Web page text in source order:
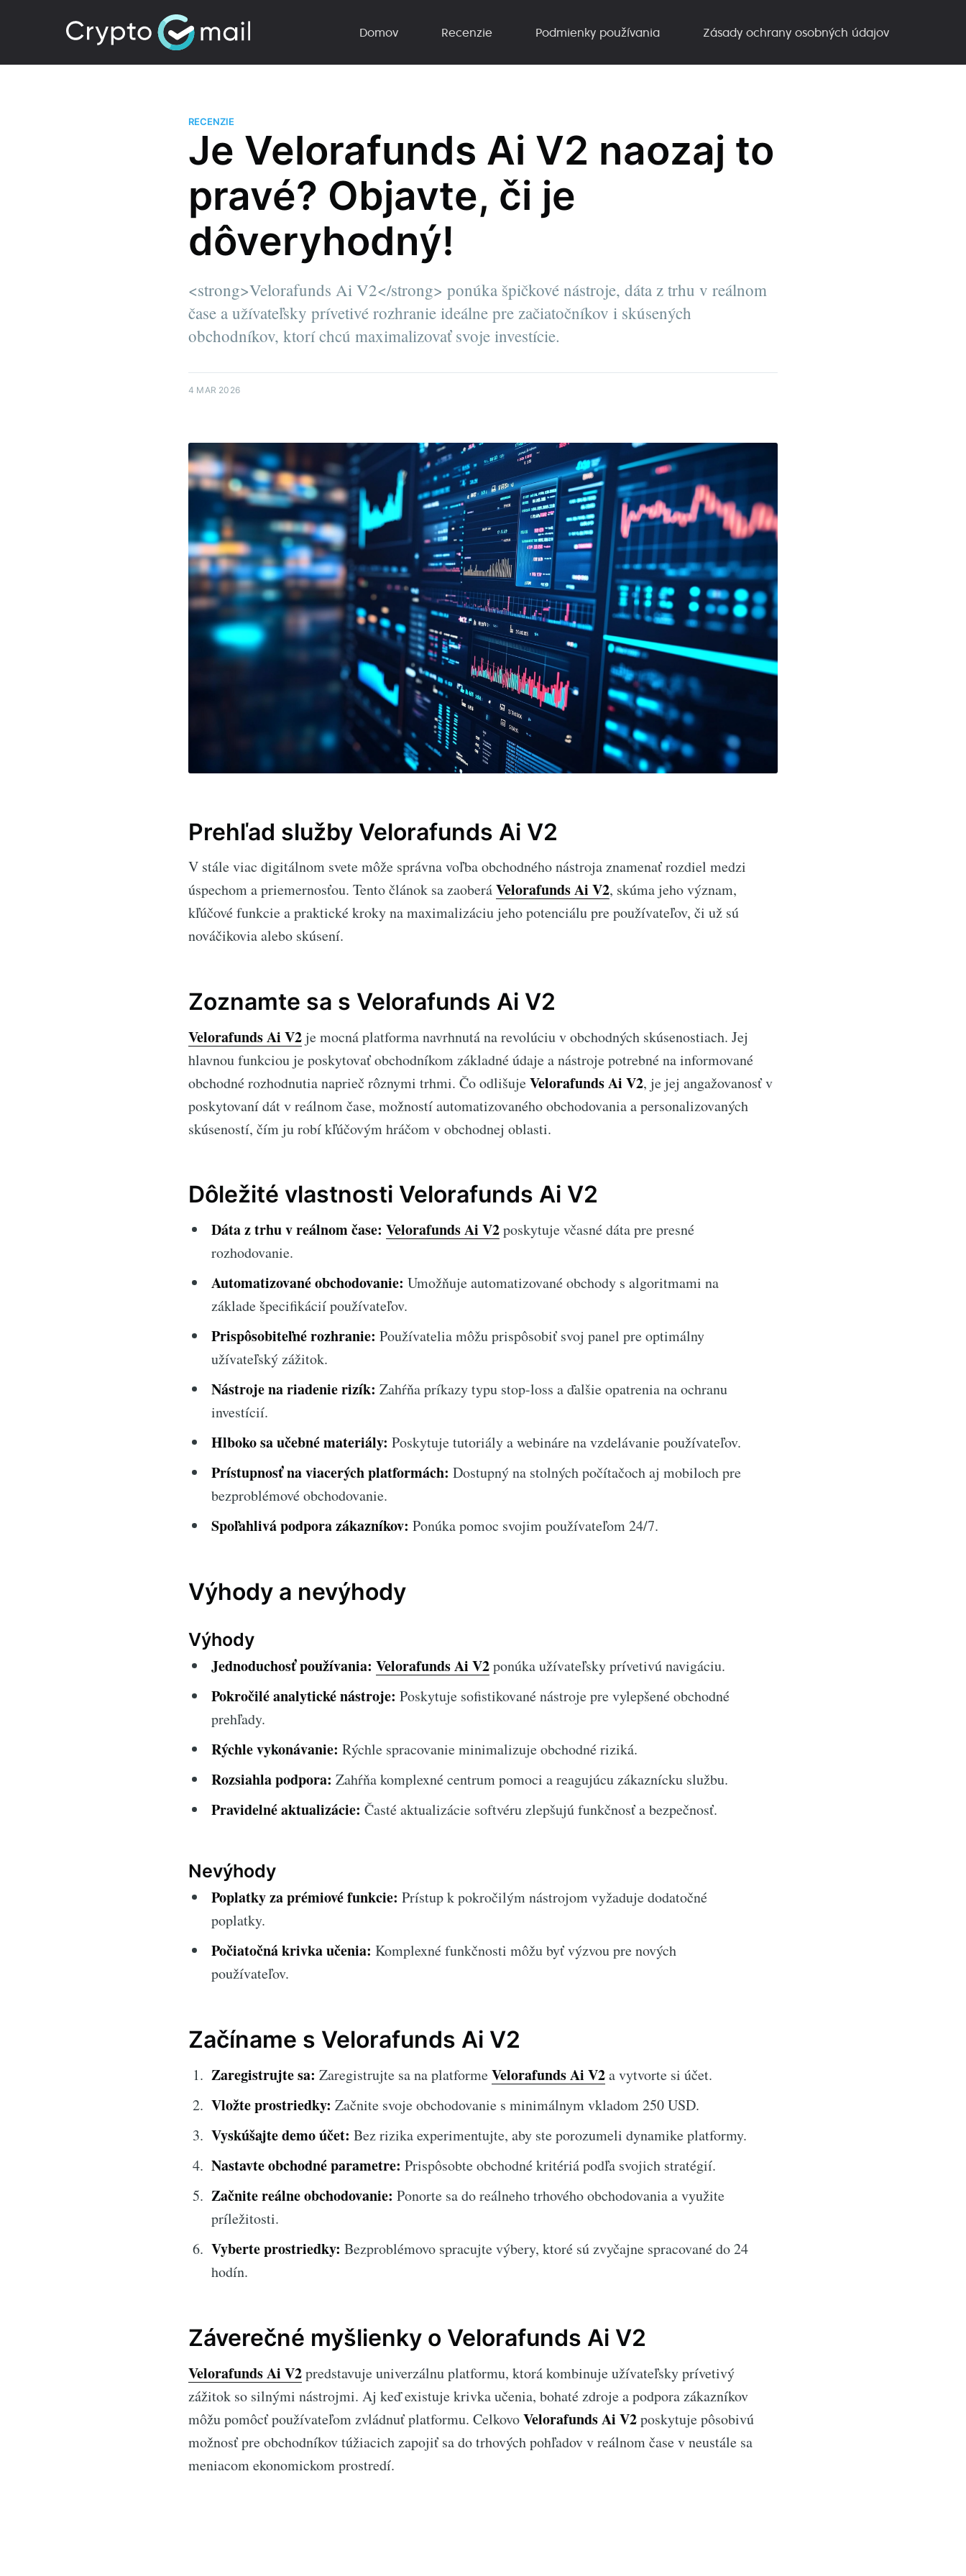
Domov Recenzie Podmienky používania Zásady ochrany osobných údajov
RECENZIE
Je Velorafunds Ai V2 naozaj to
pravé? Objavte, či je
dôveryhodný!
<strong>Velorafunds Ai V2</strong> ponúka špičkové nástroje, dáta z trhu v reálnom
čase a užívateľsky prívetivé rozhranie ideálne pre začiatočníkov i skúsených
obchodníkov, ktorí chcú maximalizovať svoje investície.
4 MAR 2026
Prehľad služby Velorafunds Ai V2
V stále viac digitálnom svete môže správna voľba obchodného nástroja znamenať rozdiel medzi
úspechom a priemernosťou. Tento článok sa zaoberáVelorafunds Ai V2, skúma jeho význam,
kľúčové funkcie a praktické kroky na maximalizáciu jeho potenciálu pre používateľov, či už sú
nováčikovia alebo skúsení.
Zoznamte sa s Velorafunds Ai V2
Velorafunds Ai V2je mocná platforma navrhnutá na revolúciu v obchodných skúsenostiach. Jej
hlavnou funkciou je poskytovať obchodníkom základné údaje a nástroje potrebné na informované
obchodné rozhodnutia naprieč rôznymi trhmi. Čo odlišujeVelorafunds Ai V2, je jej angažovanosť v
poskytovaní dát v reálnom čase, možností automatizovaného obchodovania a personalizovaných
skúseností, čím ju robí kľúčovým hráčom v obchodnej oblasti.
Dôležité vlastnosti Velorafunds Ai V2
Dáta z trhu v reálnom čase: Velorafunds Ai V2poskytuje včasné dáta pre presné
rozhodovanie.
Automatizované obchodovanie: Umožňuje automatizované obchody s algoritmami na
základe špecifikácií používateľov.
Prispôsobiteľné rozhranie: Používatelia môžu prispôsobiť svoj panel pre optimálny
užívateľský zážitok.
Nástroje na riadenie rizík: Zahŕňa príkazy typu stop-loss a ďalšie opatrenia na ochranu
investícií.
Hlboko sa učebné materiály: Poskytuje tutoriály a webináre na vzdelávanie používateľov.
Prístupnosť na viacerých platformách: Dostupný na stolných počítačoch aj mobiloch pre
bezproblémové obchodovanie.
Spoľahlivá podpora zákazníkov: Ponúka pomoc svojim používateľom 24/7.
Výhody a nevýhody
Výhody
Jednoduchosť používania: Velorafunds Ai V2ponúka užívateľsky prívetivú navigáciu.
Pokročilé analytické nástroje: Poskytuje sofistikované nástroje pre vylepšené obchodné
prehľady.
Rýchle vykonávanie: Rýchle spracovanie minimalizuje obchodné riziká.
Rozsiahla podpora: Zahŕňa komplexné centrum pomoci a reagujúcu zákaznícku službu.
Pravidelné aktualizácie: Časté aktualizácie softvéru zlepšujú funkčnosť a bezpečnosť.
Nevýhody
Poplatky za prémiové funkcie: Prístup k pokročilým nástrojom vyžaduje dodatočné
poplatky.
Počiatočná krivka učenia: Komplexné funkčnosti môžu byť výzvou pre nových
používateľov.
Začíname s Velorafunds Ai V2
Zaregistrujte sa: Zaregistrujte sa na platformeVelorafunds Ai V2a vytvorte si účet.
Vložte prostriedky: Začnite svoje obchodovanie s minimálnym vkladom 250 USD.
Vyskúšajte demo účet: Bez rizika experimentujte, aby ste porozumeli dynamike platformy.
Nastavte obchodné parametre: Prispôsobte obchodné kritériá podľa svojich stratégií.
Začnite reálne obchodovanie: Ponorte sa do reálneho trhového obchodovania a využite
príležitosti.
Vyberte prostriedky: Bezproblémovo spracujte výbery, ktoré sú zvyčajne spracované do 24
hodín.
Záverečné myšlienky o Velorafunds Ai V2
Velorafunds Ai V2predstavuje univerzálnu platformu, ktorá kombinuje užívateľsky prívetivý
zážitok so silnými nástrojmi. Aj keď existuje krivka učenia, bohaté zdroje a podpora zákazníkov
môžu pomôcť používateľom zvládnuť platformu. CelkovoVelorafunds Ai V2poskytuje pôsobivú
možnosť pre obchodníkov túžiacich zapojiť sa do trhových pohľadov v reálnom čase v neustále sa
meniacom ekonomickom prostredí.